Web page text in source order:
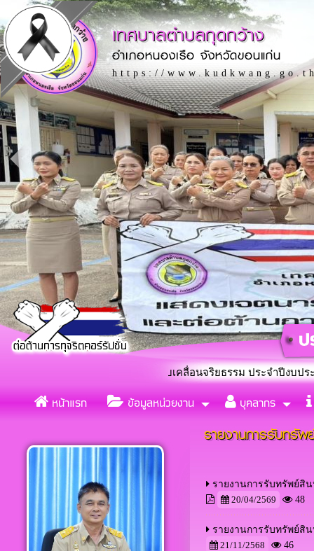
เทศบาลตำบลกุดกว้าง
อำเภอหนองเรือ จังหวัดขอนแก่น
https://
« แต่งตั้งคณะทำงานขับเคลื่อน
ำบลกุดกว้าง ร่วมใจขับเคลื่อนจริยธรรม ประจำปีงบประมาณ 2569
หน้าแรก ข้อมูลหน่วยงาน บุคลากร
รายงานการรับทรัพ
รายงานการรับทรัพย์สิ
20/04/2569
48
รายงานการรับทรัพย์สิ
21/11/2568
46